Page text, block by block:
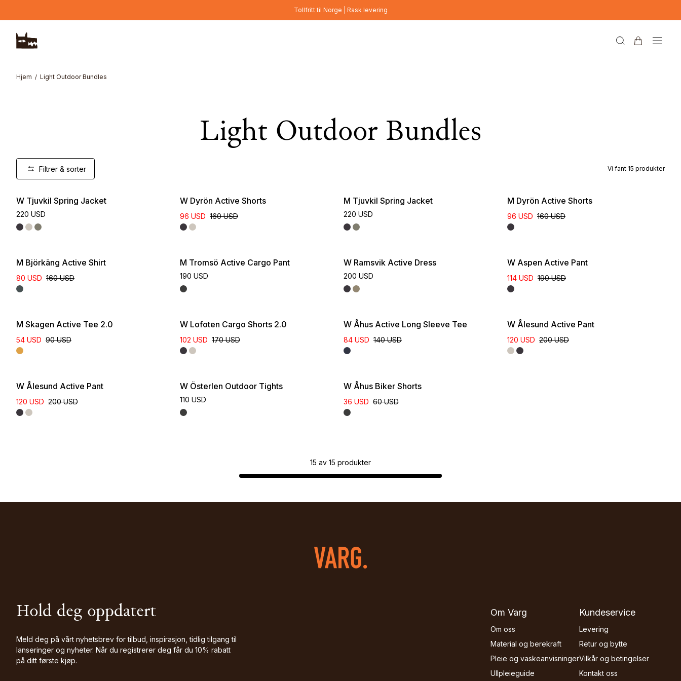
Tollfritt til Norge | Rask levering
Hjem Light Outdoor Bundles
Light Outdoor Bundles
Filtrer & sorter Vi fant 15 produkter
W Tjuvkil Spring Jacket
220 USD
W Dyrön Active Shorts
96 USD 160 USD
M Tjuvkil Spring Jacket
220 USD
M Dyrön Active Shorts
96 USD 160 USD
M Björkäng Active Shirt
80 USD 160 USD
M Tromsö Active Cargo Pant
190 USD
W Ramsvik Active Dress
200 USD
W Aspen Active Pant
114 USD 190 USD
M Skagen Active Tee 2.0
54 USD 90 USD
W Lofoten Cargo Shorts 2.0
102 USD 170 USD
W Åhus Active Long Sleeve Tee
84 USD 140 USD
W Ålesund Active Pant
120 USD 200 USD
W Ålesund Active Pant
120 USD 200 USD
W Österlen Outdoor Tights
110 USD
W Åhus Biker Shorts
36 USD 60 USD
15 av 15 produkter
Hold deg oppdatert
Meld deg på vårt nyhetsbrev for tilbud, inspirasjon, tidlig tilgang til
lanseringer og nyheter. Når du registrerer deg får du 10% rabatt
på ditt første kjøp.
Om Varg
Om oss
Material og berekraft
Pleie og vaskeanvisninger
Ullpleieguide
Kundeservice
Levering
Retur og bytte
Vilkår og betingelser
Kontakt oss